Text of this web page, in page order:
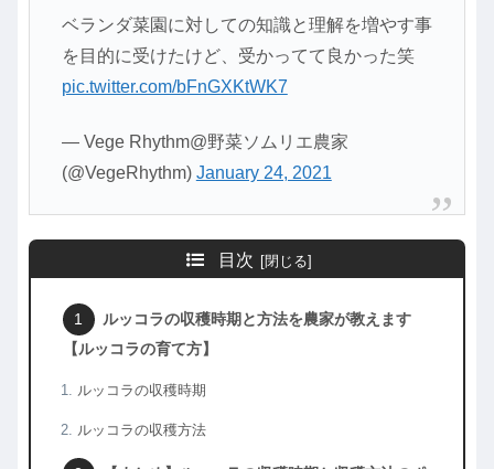
ベランダ菜園に対しての知識と理解を増やす事
を目的に受けたけど、受かってて良かった笑
pic.twitter.com/bFnGXKtWK7
— Vege Rhythm@野菜ソムリエ農家
(@VegeRhythm) January 24, 2021
目次
ルッコラの収穫時期と方法を農家が教えます
【ルッコラの育て方】
ルッコラの収穫時期
ルッコラの収穫方法